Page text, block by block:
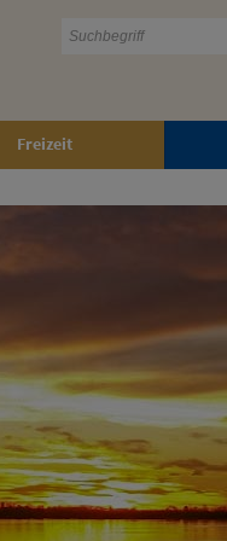
Freizeit